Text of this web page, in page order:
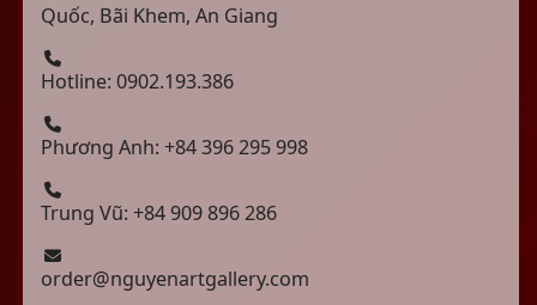
Quốc, Bãi Khem, An Giang
Hotline: 0902.193.386
Phương Anh: +84 396 295 998
Trung Vũ: +84 909 896 286
order@nguyenartgallery.com